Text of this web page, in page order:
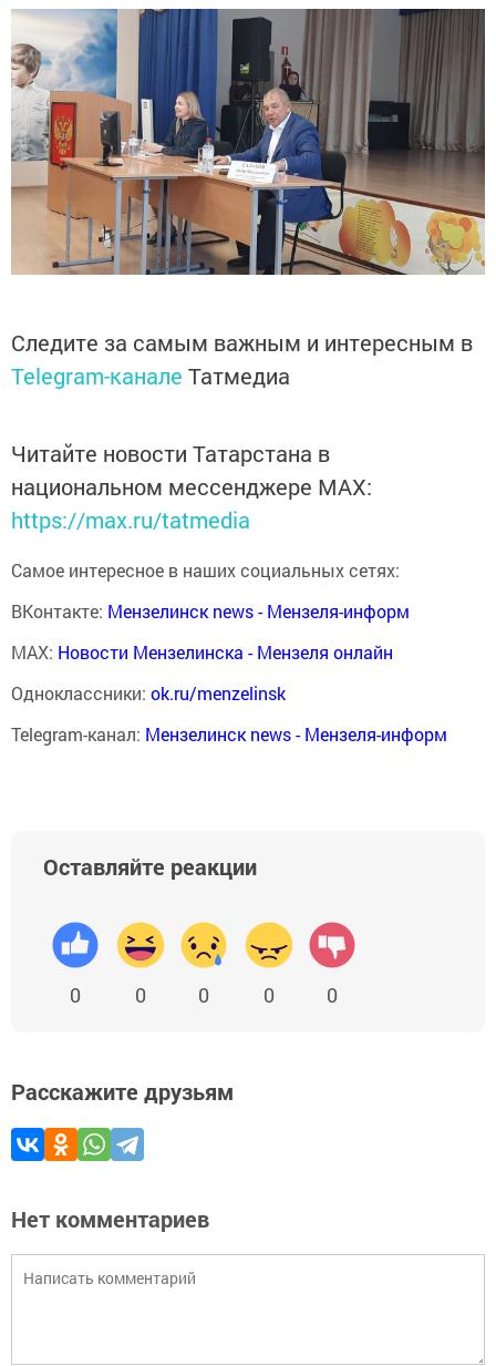
Следите за самым важным и интересным в
Telegram-канале Татмедиа
Читайте новости Татарстана в
национальном мессенджере MАХ:
https://max.ru/tatmedia
Самое интересное в наших социальных сетях:
ВКонтакте: Мензелинск news - Мензеля-информ
MAX: Новости Мензелинска - Мензеля онлайн
Одноклассники: ok.ru/menzelinsk
Telegram-канал: Мензелинск news - Мензеля-информ
Оставляйте реакции
0 0 0 0 0
Расскажите друзьям
Нет комментариев